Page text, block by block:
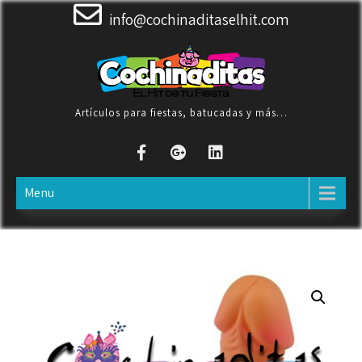
Skip
info@cochinaditaselhit.com
Artículos para fiestas, batucadas y más…
Menu